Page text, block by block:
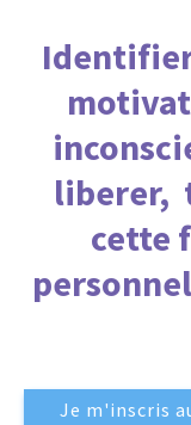
liberer,
cette
Je m'inscris